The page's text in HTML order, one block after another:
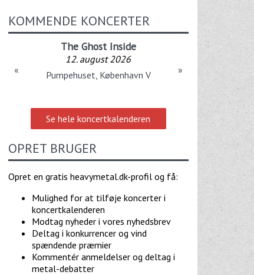
KOMMENDE KONCERTER
The Ghost Inside
12. august 2026
Pumpehuset, København V
« »
Se hele koncertkalenderen
OPRET BRUGER
Opret en gratis heavymetal.dk-profil og få:
Mulighed for at tilføje koncerter i
koncertkalenderen
Modtag nyheder i vores nyhedsbrev
Deltag i konkurrencer og vind
spændende præmier
Kommentér anmeldelser og deltag i
metal-debatter